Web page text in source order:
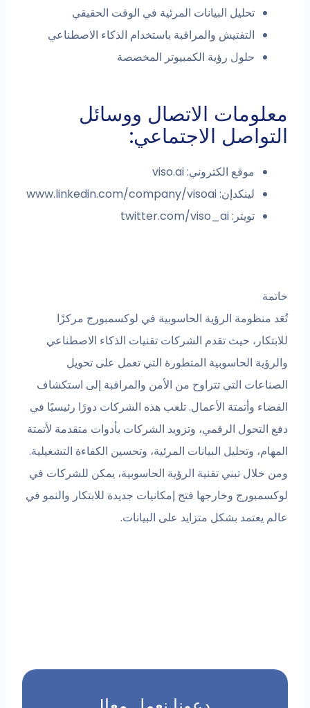
تحليل البيانات المرئية في الوقت الحقيقي
التفتيش والمراقبة باستخدام الذكاء الاصطناعي
حلول رؤية الكمبيوتر المخصصة
معلومات الاتصال ووسائل
التواصل الاجتماعي:
موقع الكتروني: viso.ai
لينكدإن: www.linkedin.com/company/visoai
تويتر: twitter.com/viso_ai
خاتمة
تُعَد منظومة الرؤية الحاسوبية في لوكسمبورج مركزًا
للابتكار، حيث تقدم الشركات تقنيات الذكاء الاصطناعي
والرؤية الحاسوبية المتطورة التي تعمل على تحويل
الصناعات التي تتراوح من الأمن والمراقبة إلى استكشاف
الفضاء وأتمتة الأعمال. تلعب هذه الشركات دورًا رئيسيًا في
دفع التحول الرقمي، وتزويد الشركات بأدوات متقدمة لأتمتة
المهام، وتحليل البيانات المرئية، وتحسين الكفاءة التشغيلية.
ومن خلال تبني تقنية الرؤية الحاسوبية، يمكن للشركات في
لوكسمبورج وخارجها فتح إمكانيات جديدة للابتكار والنمو في
عالم يعتمد بشكل متزايد على البيانات.